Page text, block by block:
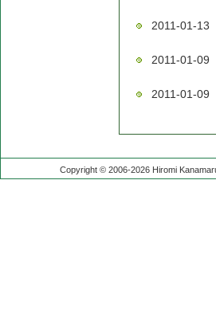
2011-01-13
2011-01-09
2011-01-09
Copyright © 2006-2026 Hiromi